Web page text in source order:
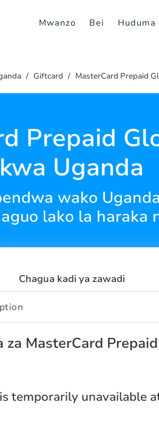
Mwanzo Bei Huduma
Giftcard MasterCard Prepaid
Prepaid
kwa Uganda
wako
lako la haraka
Chagua kadi ya zawadi
za MasterCard
temporarily unavailable